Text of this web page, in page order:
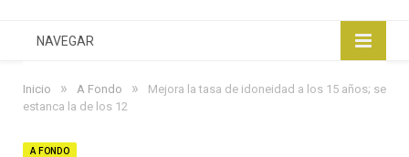
NAVEGAR
Inicio » A Fondo »
Mejora la tasa de idoneidad a los 15 años; se
estanca la de los 12
A FONDO